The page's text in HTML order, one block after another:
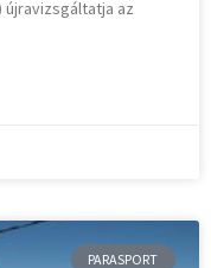
újravizsgáltatja az
PARASPORT